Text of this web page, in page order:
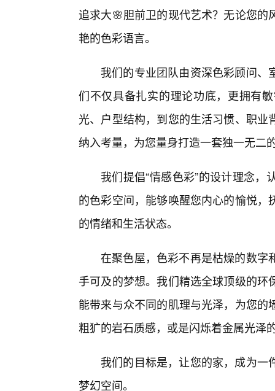
追求大🌸胆前卫的现代艺术？无论您
艳的色彩语言。
我们的专业团队由资深色彩顾问
们不仅具备扎实的理论功底，更拥有
光、户型结构，到您的生活习惯、职
纳入考量，为您量身打造一套独一无二
我们提倡“情感色彩”的设计理念
的色彩空间，能够唤醒您内心的愉悦
的情绪和生活状态。
在聚色屋，色彩不再是枯燥的数字
手可及的梦想。我们精选全球顶级的
能带来与众不同的肌理与光泽，为您
粗犷的岩石质感，或是闪烁着金属光泽
我们的目标是，让您的家，成为
梦幻空间。